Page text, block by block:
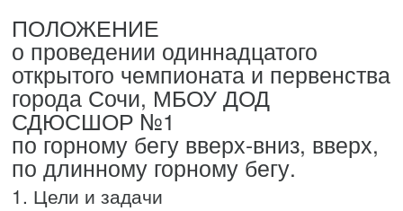
ПОЛОЖЕНИЕ
о проведении одиннадцатого
открытого чемпионата и первенства
города Сочи, МБОУ ДОД
СДЮСШОР №1
по горному бегу вверх-вниз, вверх,
по длинному горному бегу.
1. Цели и задачи